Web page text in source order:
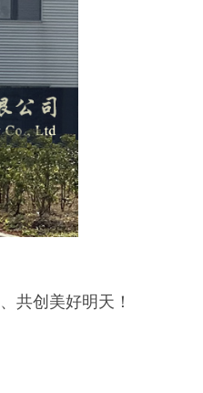
共创美好明天！